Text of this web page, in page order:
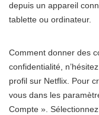
depuis un appareil
tablette ou ordinateur.
Comment donner des
confidentialité,
profil sur Netflix. Pour
vous dans les
Compte ».